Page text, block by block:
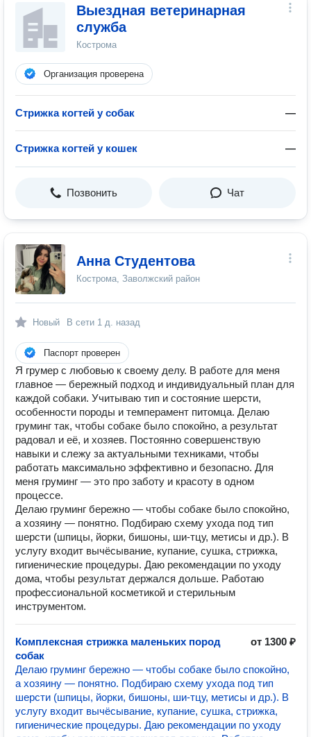
Выездная ветеринарная
служба
Кострома
Организация проверена
Стрижка когтей у собак —
Стрижка когтей у кошек —
Позвонить Чат
Анна Студентова
Кострома, Заволжский район
Новый В сети 1 д. назад
Паспорт проверен
Я грумер с любовью к своему делу. В работе для меня
главное — бережный подход и индивидуальный план для
каждой собаки. Учитываю тип и состояние шерсти,
особенности породы и темперамент питомца. Делаю
груминг так, чтобы собаке было спокойно, а результат
радовал и её, и хозяев. Постоянно совершенствую
навыки и слежу за актуальными техниками, чтобы
работать максимально эффективно и безопасно. Для
меня груминг — это про заботу и красоту в одном
процессе.
Делаю груминг бережно — чтобы собаке было спокойно,
а хозяину — понятно. Подбираю схему ухода под тип
шерсти (шпицы, йорки, бишоны, ши‑тцу, метисы и др.). В
услугу входит вычёсывание, купание, сушка, стрижка,
гигиенические процедуры. Даю рекомендации по уходу
дома, чтобы результат держался дольше. Работаю
профессиональной косметикой и стерильным
инструментом.
Комплексная стрижка маленьких пород
собак
от 1300 ₽
Делаю груминг бережно — чтобы собаке было спокойно,
а хозяину — понятно. Подбираю схему ухода под тип
шерсти (шпицы, йорки, бишоны, ши‑тцу, метисы и др.). В
услугу входит вычёсывание, купание, сушка, стрижка,
гигиенические процедуры. Даю рекомендации по уходу